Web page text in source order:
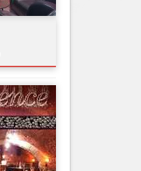
Nice la plaine du Var
Nice Aéroport